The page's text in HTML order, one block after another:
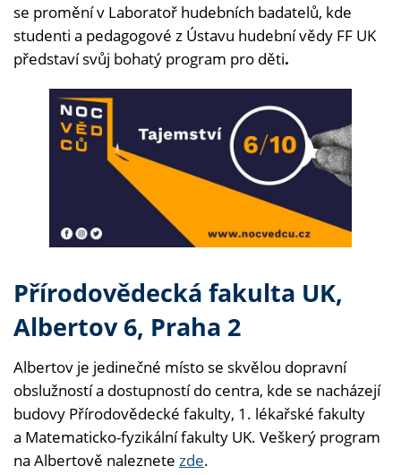
se promění v Laboratoř hudebních badatelů, kde
studenti a pedagogové z Ústavu hudební vědy FF UK
představí svůj bohatý program pro děti.
Přírodovědecká fakulta UK,
Albertov 6, Praha 2
Albertov je jedinečné místo se skvělou dopravní
obslužností a dostupností do centra, kde se nacházejí
budovy Přírodovědecké fakulty, 1. lékařské fakulty
a Matematicko-fyzikální fakulty UK. Veškerý program
na Albertově naleznete zde.